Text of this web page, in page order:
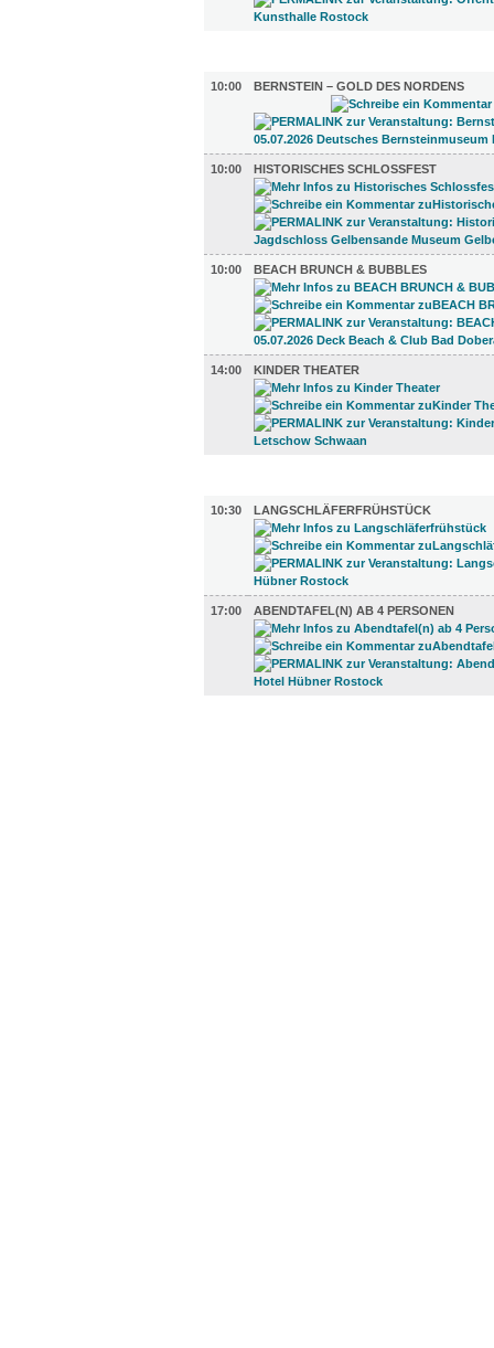
10:00
BERNSTEIN – GOLD DES NORDENS
10:00 HISTORISCHES SCHLOSSFEST
10:00 BEACH BRUNCH & BUBBLES
14:00 KINDER THEATER
10:30
LANGSCHLÄFERFRÜHSTÜCK
17:00 ABENDTAFEL(N) AB 4 PERSONEN